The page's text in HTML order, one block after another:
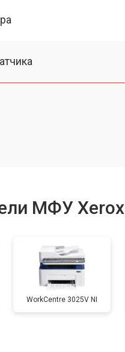
МФУ Xerox
WorkCentre 3025V NI